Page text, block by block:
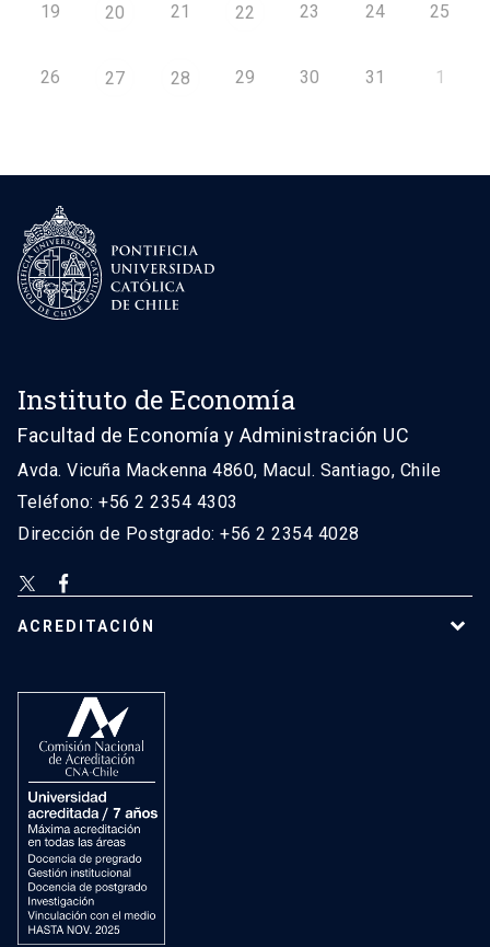
19 20 21 22 23 24 25
26 27 28 29 30 31 1
Instituto de Economía
Facultad de Economía y Administración UC
Avda. Vicuña Mackenna 4860, Macul. Santiago, Chile
Teléfono: +56 2 2354 4303
Dirección de Postgrado: +56 2 2354 4028
ACREDITACIÓN